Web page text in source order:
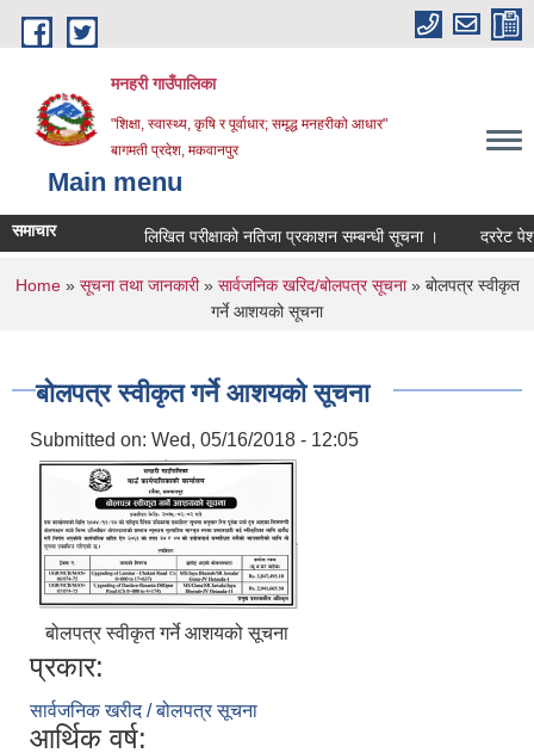
Skip to main content
मनहरी गाउँपालिका
"शिक्षा, स्वास्थ्य, कृषि र पूर्वाधार; समृद्ध मनहरीको आधार"
बागमती प्रदेश, मकवानपुर
Main menu
समाचार लिखित परीक्षाको नतिजा प्रकाशन सम्बन्धी सूचना । दररेट पेश गर्ने
You are here
Home» सूचना तथा जानकारी» सार्वजनिक खरिद/बोलपत्र सूचना» बोलपत्र स्वीकृत
गर्ने आशयको सूचना
बोलपत्र स्वीकृत गर्ने आशयको सूचना
Submitted on: Wed, 05/16/2018 - 12:05
बोलपत्र स्वीकृत गर्ने आशयको सूचना
प्रकार:
सार्वजनिक खरीद / बोलपत्र सूचना
आर्थिक वर्ष: